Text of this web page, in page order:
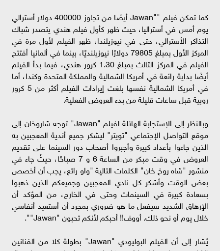
كما تمكن فيلم ""Jawan أيضًا من تجاوز 400000 دولار أسترالي
يوم أمس في أستراليا، حيث ظهر كأول فيلم هندي يتصدر شباك
التذاكر الأسترالي، حتى في نيوزيلندا، ظهر الفيلم لأول مرة في
المركز الأول بمبلغ 79805 دولارًا نيوزيلنديًا، بينما في ألمانيا أفتتح
الفيلم في المركز الثالث بمبلغ 1.30 كرور هندي، فيما بدأ الفيلم
أيضًا بداية رائعة في أمريكا الشمالية والمملكة المتحدة وكندا، أما
في أمريكا الشمالية نفسها بلغت إيرادات الفيلم أكثر من 5 كرور
روبية قبل ساعات قليلة من بدء العروض الفعلية.
وبالنظر إلى الإستجابة الهائلة لفيلم "Jawan" توجه شاروخان إلى
موقع التواصل الإجتماعي "تويتر" ليشكر جميع أندية المعجبين به
الذين جاءوا بأعداد كبيرة وأجبروا أصحاب دور السينما على تقديم
العروض في وقت مبكر من الساعة 6 و 7 صباحًا، حيثُ جاء في
منشور "شاه روخ خان" الكلمات التالية "واو رائع، يجب أن أخصص
بعض الوقت وأشكر كل نادي المعجبين وجميعكم الذين ذهبوا
بسعادة كبيرة في السينمات وحتى في الخارج، من المؤكد أن
الإرهاق الشديد سيفعل ما هو ضروري بمجرد أن أستعيد أنفاسي
خلال يوم أو نحو ذلك. أووف!! أحبكم لأنكم تحبون "Jawan"".
يُشار إلى أن الفيلم البوليودي "Jawan" بطولة كلا من الفنانين